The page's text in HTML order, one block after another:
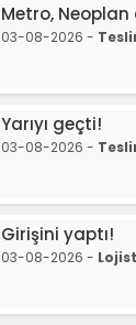
Metro, Neoplan
03-08-2026 -
Yarıyı geçti!
03-08-2026 -
Girişini yaptı!
03-08-2026 -